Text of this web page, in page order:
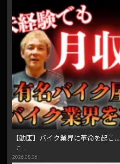
【動画】バイク業界に革命を起こ…
こ…
2026.08.06